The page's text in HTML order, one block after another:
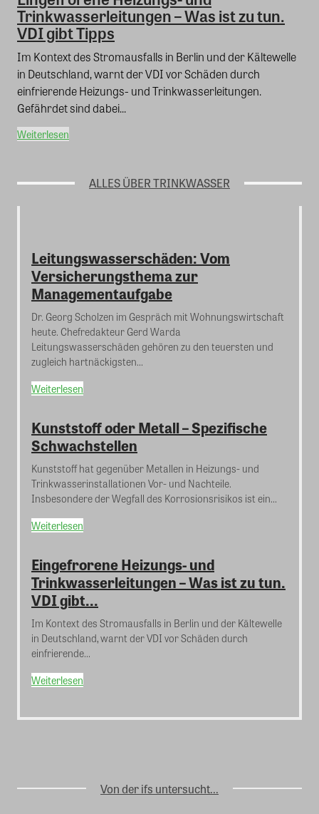
Trinkwasserleitungen – Was ist zu tun.
VDI gibt Tipps
Im Kontext des Stromausfalls in Berlin und der Kältewelle
in Deutschland, warnt der VDI vor Schäden durch
einfrierende Heizungs- und Trinkwasserleitungen.
Gefährdet sind dabei...
Weiterlesen
ALLES ÜBER TRINKWASSER
Leitungswasserschäden: Vom
Versicherungsthema zur
Managementaufgabe
Dr. Georg Scholzen im Gespräch mit Wohnungswirtschaft
heute. Chefredakteur Gerd Warda
Leitungswasserschäden gehören zu den teuersten und
zugleich hartnäckigsten...
Weiterlesen
Kunststoff oder Metall – Spezifische
Schwachstellen
Kunststoff hat gegenüber Metallen in Heizungs- und
Trinkwasserinstallationen Vor- und Nachteile.
Insbesondere der Wegfall des Korrosionsrisikos ist ein...
Weiterlesen
Eingefrorene Heizungs- und
Trinkwasserleitungen – Was ist zu tun.
VDI gibt...
Im Kontext des Stromausfalls in Berlin und der Kältewelle
in Deutschland, warnt der VDI vor Schäden durch
einfrierende...
Weiterlesen
Von der ifs untersucht...